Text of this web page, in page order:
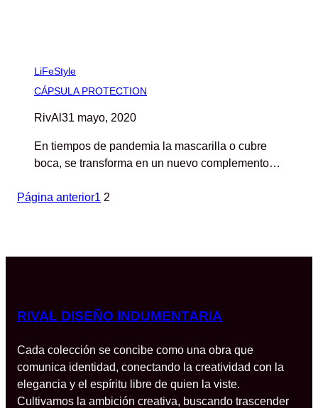
LiFeStyle
CÁPSULA PROTECTION
RivAl 31 mayo, 2020
En tiempos de pandemia la mascarilla o cubre
boca, se transforma en un nuevo complemento…
Página anterior1 2
RIVAL DISEÑO INDUMENTARIA
Cada colección se concibe como una obra que
comunica identidad, conectando la creatividad con la
elegancia y el espíritu libre de quien la viste.
Cultivamos la ambición creativa, buscando trascender